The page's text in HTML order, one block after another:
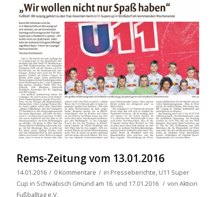
Rems-Zeitung vom 13.01.2016
14.01.2016 / 0 Kommentare / in Presseberichte, U11 Super
Cup in Schwäbisch Gmünd am 16. und 17.01.2016 / von Aktion
Fußballtag e.V.